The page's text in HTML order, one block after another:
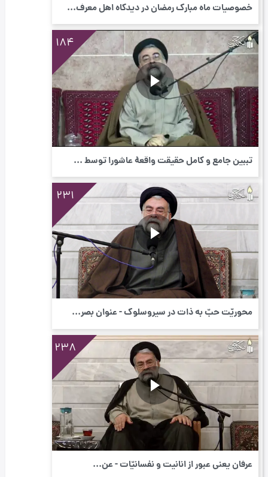
خصوصیات ماه مبارک رمضان در دیدگاه اهل معرف...
184
تببین جامع و کامل حقیقت واقعۀ عاشورا توسط ...
231
محوریّت حبّ به ذات در سیروسلوک - عنوان بصر...
238
عرفان یعنی عبور از انانیت و نفسانیّات - عن...